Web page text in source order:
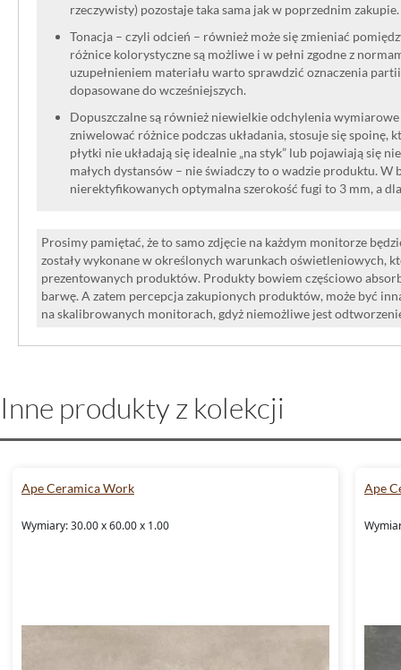
rzeczywisty) pozostaje taka sama jak w poprzednim zakupie.
Tonacja – czyli odcień – również może się zmieniać
różnice kolorystyczne są możliwe i w pełni zgodne z
uzupełnieniem materiału warto sprawdzić oznaczenia
dopasowane do wcześniejszych.
Dopuszczalne są również niewielkie odchylenia
zniwelować różnice podczas układania, stosuje się spoinę,
płytki nie układają się idealnie „na styk” lub pojawiają się
małych dystansów – nie świadczy to o wadzie produktu. W
nierektyfikowanych optymalna szerokość fugi to 3 mm, a
Prosimy pamiętać, że to samo zdjęcie na każdym monitorze
zostały wykonane w określonych warunkach oświetleniowych,
prezentowanych produktów. Produkty bowiem częściowo
barwę. A zatem percepcja zakupionych produktów, może być
na skalibrowanych monitorach, gdyż niemożliwe jest
Inne produkty z kolekcji
Ape Ceramica Work
Wymiary: 30.00 x 60.00 x 1.00
Ape